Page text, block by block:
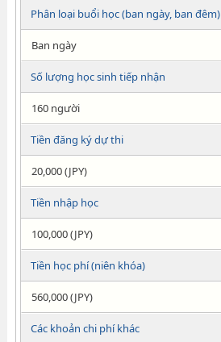
Phân loại buổi học (ban ngày, ban đêm)
Ban ngày
Số lượng học sinh tiếp nhận
160 người
Tiền đăng ký dự thi
20,000 (JPY)
Tiền nhập học
100,000 (JPY)
Tiền học phí (niên khóa)
560,000 (JPY)
Các khoản chi phí khác